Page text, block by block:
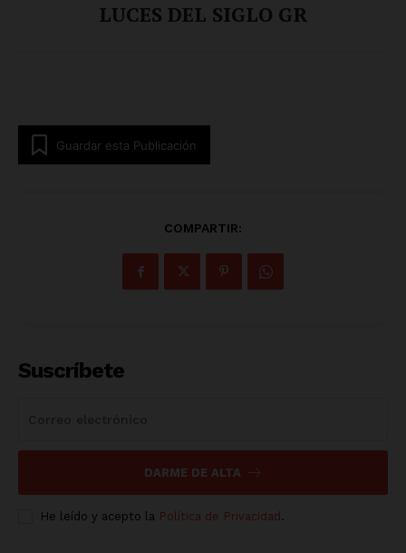
LUCES DEL SIGLO GR
Guardar esta Publicación
COMPARTIR:
Suscríbete
DARME DE ALTA
He leído y acepto la Política de Privacidad .